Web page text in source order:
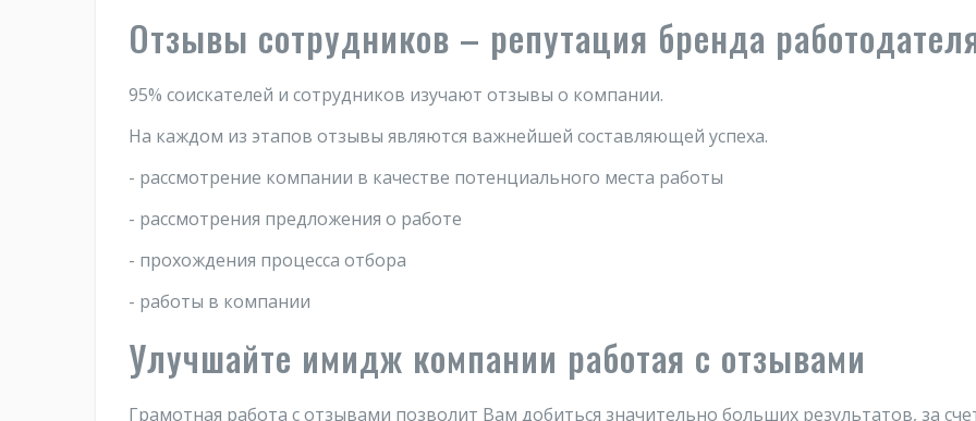
Отзывы сотрудников – репутация бренда
95% соискателей и сотрудников изучают отзывы о компании.
На каждом из этапов отзывы являются важнейшей составляющей успеха.
- рассмотрение компании в качестве потенциального места работы
- рассмотрения предложения о работе
- прохождения процесса отбора
- работы в компании
Улучшайте имидж компании работая с отзывами
Грамотная работа с отзывами позволит Вам добиться значительно больших результатов, за